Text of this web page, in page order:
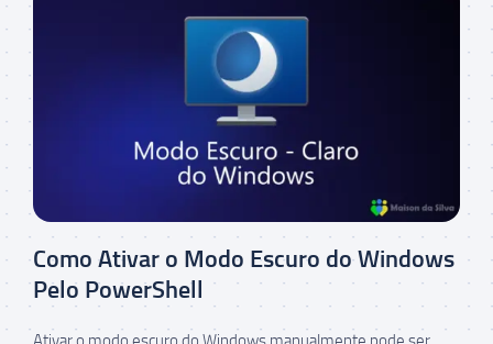
Como Ativar o Modo Escuro do Windows
Pelo PowerShell